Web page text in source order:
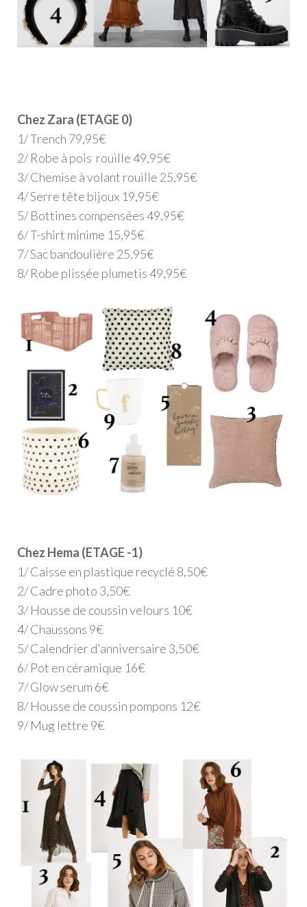
Chez Zara (ETAGE 0)
1/ Trench 79,95€
2/ Robe à pois rouille 49,95€
3/ Chemise à volant rouille 25,95€
4/ Serre tête bijoux 19,95€
5/ Bottines compensées 49,95€
6/ T-shirt minime 15,95€
7/ Sac bandoulière 25,95€
8/ Robe plissée plumetis 49,95€
Chez Hema (ETAGE -1)
1/ Caisse en plastique recyclé 8,50€
2/ Cadre photo 3,50€
3/ Housse de coussin velours 10€
4/ Chaussons 9€
5/ Calendrier d'anniversaire 3,50€
6/ Pot en céramique 16€
7/ Glow serum 6€
8/ Housse de coussin pompons 12€
9/ Mug lettre 9€